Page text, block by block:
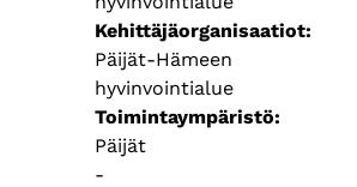
Kehittäjäorganisaatiot
Päijät-Hämeen
hyvinvointialue
Toimintaympäristö
Päijät
-